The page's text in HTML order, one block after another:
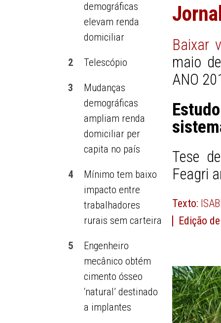
demográficas
elevam renda
domiciliar
2 Telescópio
3
Mudanças
demográficas
ampliam renda
domiciliar per
capita no país
4
Mínimo tem baixo
impacto entre
trabalhadores
rurais sem carteira
5
Engenheiro
mecânico obtém
cimento ósseo
‘natural’ destinado
a implantes
Baixar
maio
ANO
Tese
Feagri
Texto:
Edição